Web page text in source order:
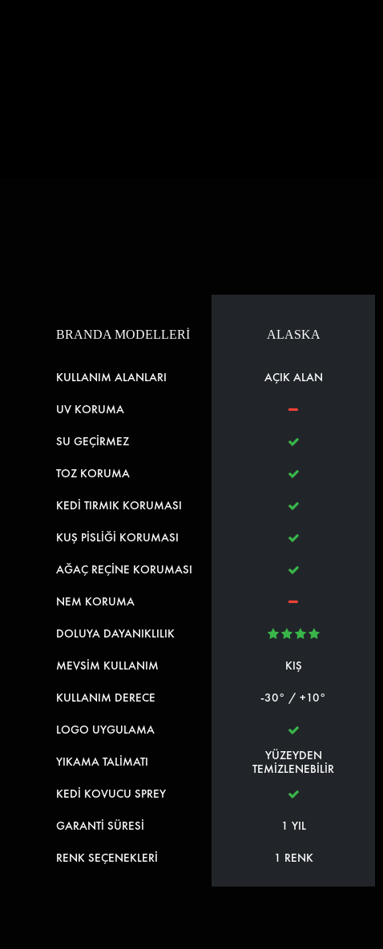
BRANDA MODELLERİ
KULLANIM ALANLARI
UV KORUMA
SU GEÇİRMEZ
TOZ KORUMA
KEDİ TIRMIK KORUMASI
KUŞ PİSLİĞİ KORUMASI
AĞAÇ REÇİNE KORUMASI
NEM KORUMA
DOLUYA DAYANIKLILIK
MEVSİM KULLANIM
KULLANIM DERECE
LOGO UYGULAMA
YIKAMA TALİMATI
KEDİ KOVUCU SPREY
GARANTİ SÜRESİ
RENK SEÇENEKLERİ
ALASKA
AÇIK ALAN
KIŞ
-30° / +10°
YÜZEYDEN
TEMİZLENEBİLİR
1 YIL
1 RENK